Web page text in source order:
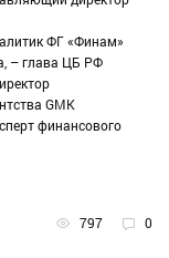
ФГ «Финам»
– глава ЦБ РФ
GMK
финансового
797 0